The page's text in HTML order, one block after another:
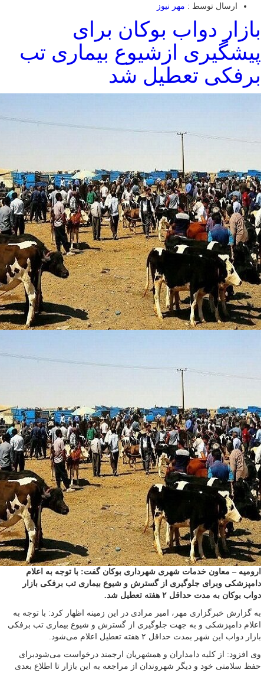
ارسال توسط : مهر نیوز
بازار دواب بوکان برای
پیشگیری ازشیوع بیماری تب
برفکی تعطیل شد
ارومیه – معاون خدمات شهری شهرداری بوکان گفت: با توجه به اعلام
دامپزشکی وبرای جلوگیری از گسترش و شیوع بیماری تب برفکی بازار
دواب بوکان به مدت حداقل ۲ هفته تعطیل شد.
به گزارش خبرگزاری مهر، امیر مرادی در این زمینه اظهار کرد: با توجه به
اعلام دامپزشکی و به جهت جلوگیری از گسترش و شیوع بیماری تب برفکی
بازار دواب این شهر بمدت حداقل ۲ هفته تعطیل اعلام می‌شود.
وی افزود: از کلیه دامداران و همشهریان ارجمند درخواست می‌شودبرای
حفظ سلامتی خود و دیگر شهروندان از مراجعه به این بازار تا اطلاع بعدی